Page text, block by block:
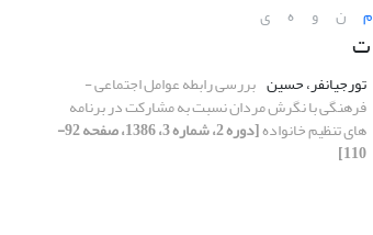
م ن و ه ی
ت
تورجیانفر، حسین بررسی رابطه عوامل اجتماعی -
فرهنگی با نگرش مردان نسبت به مشارکت در برنامه
های تنظیم خانواده [دوره 2، شماره 3، 1386، صفحه 92-
110]